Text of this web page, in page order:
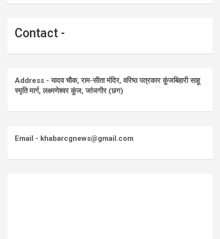
Contact -
Address - यादव चौक, राम-सीता मंदिर, वरिष्ठ पत्रकार कुंजबिहारी साहू
स्मृति मार्ग, लक्ष्मणेश्वर कुंज, जांजगीर (छग)
Email - khabarcgnews@gmail.com